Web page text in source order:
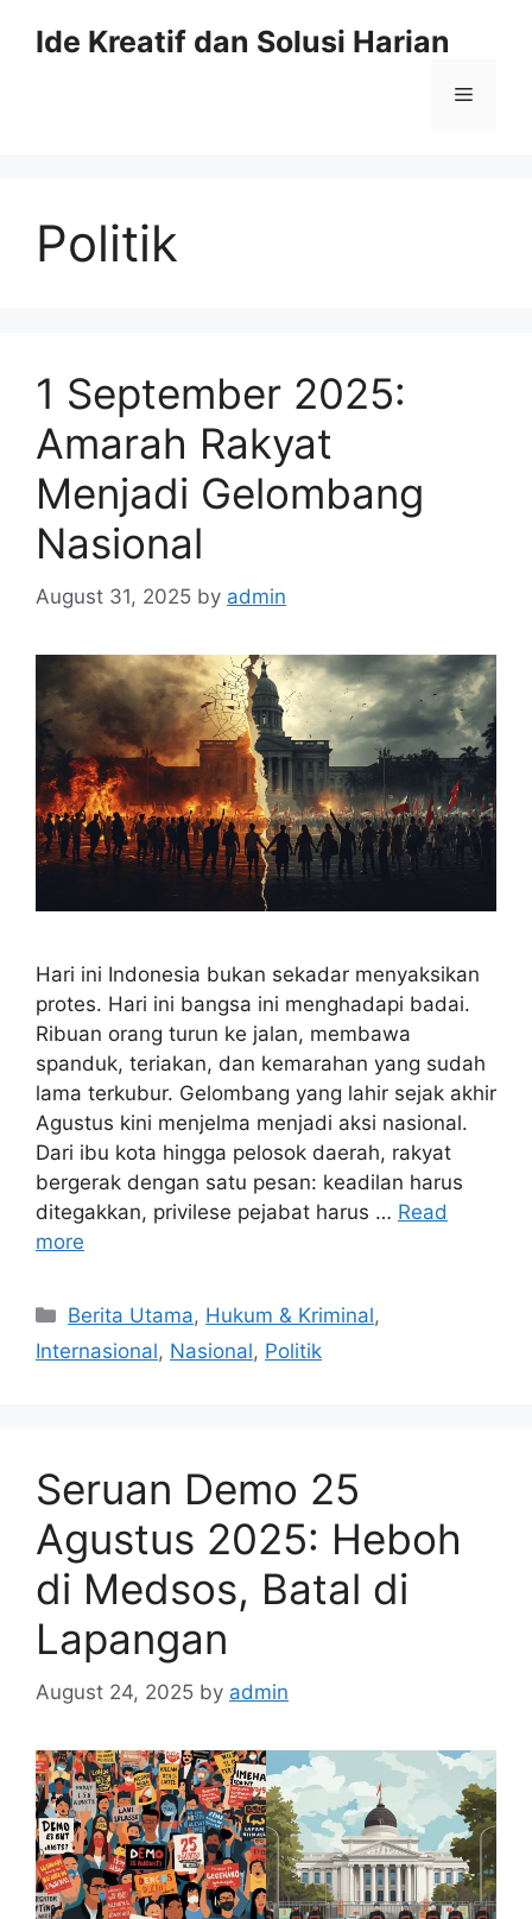
Ide Kreatif dan Solusi Harian
Menu
Politik
1 September 2025:
Amarah Rakyat
Menjadi Gelombang
Nasional
August 31, 2025 by admin
Hari ini Indonesia bukan sekadar menyaksikan
protes. Hari ini bangsa ini menghadapi badai.
Ribuan orang turun ke jalan, membawa
spanduk, teriakan, dan kemarahan yang sudah
lama terkubur. Gelombang yang lahir sejak akhir
Agustus kini menjelma menjadi aksi nasional.
Dari ibu kota hingga pelosok daerah, rakyat
bergerak dengan satu pesan: keadilan harus
ditegakkan, privilese pejabat harus … Read
more
C
a
r
e
s
Berita Utama, Hukum & Kriminal,
Internasional, Nasional, Politik
Seruan Demo 25
Agustus 2025: Heboh
di Medsos, Batal di
Lapangan
August 24, 2025 by admin